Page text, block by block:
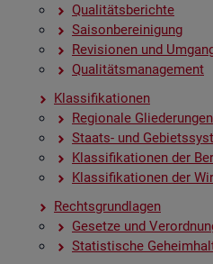
Qua­li­täts­be­rich­te
Sai­son­be­rei­ni­gung
Re­vi­sio­nen und
Qua­li­täts­ma­nage­ment
Klas­si­fi­ka­tio­nen
Re­gio­na­le Glie­de­run­gen
Staats- und
Klas­si­fi­ka­tio­nen der
Klas­si­fi­ka­tio­nen der
Rechts­grund­la­gen
Ge­set­ze und
Sta­tis­ti­sche